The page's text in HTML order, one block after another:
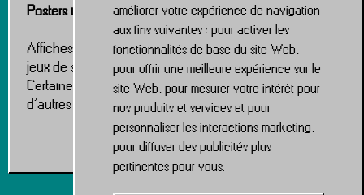
améliorer votre expérience de navigation
aux fins suivantes : pour activer les
fonctionnalités de base du site Web,
pour offrir une meilleure expérience sur le
site Web,pour mesurer votre intérêt pour
nos produits et services et pour
personnaliser les interactions marketing,
pour diffuser des publicités plus
pertinentes pour vous.
Posters uniques — Sur mesure & en boutique
Affiches créées autour de films cultes, jeux vidéo ou
jeux de société.
Certaines sont des commandes personnalisées,
d’autres seront prochainement disponibles à la vente.
Portfolio Posters